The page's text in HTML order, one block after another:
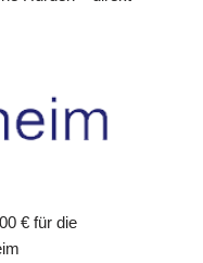
€ für die